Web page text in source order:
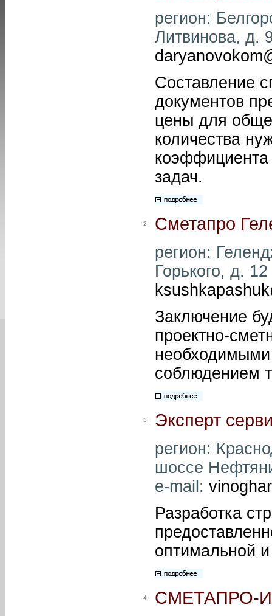
регион:
Литвинова, д.
Составление
документов
цены для
количества
коэффициента
задач.
2. Сметапро
регион:
Горького, д.
Заключение
проектно-
соблюдением
3. Эксперт
регион:
шоссе
e-mail:
Разработка
оптимальной
4. СМЕТАПРО-